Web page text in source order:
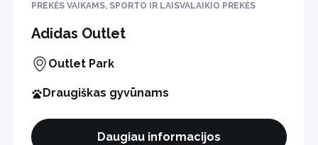
PREKĖS VAIKAMS, SPORTO IR LAISVALAIKIO PREKĖS
Adidas Outlet
Outlet Park
Draugiškas gyvūnams
Daugiau informacijos